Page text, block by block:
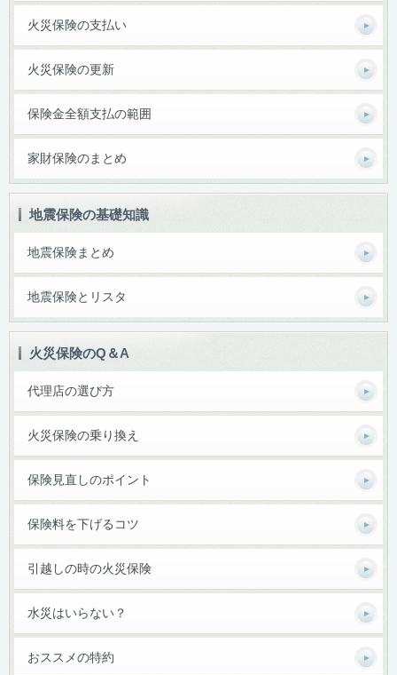
火災保険の支払い
火災保険の更新
保険金全額支払の範囲
家財保険のまとめ
地震保険の基礎知識
地震保険まとめ
地震保険とリスタ
火災保険のQ＆A
代理店の選び方
火災保険の乗り換え
保険見直しのポイント
保険料を下げるコツ
引越しの時の火災保険
水災はいらない？
おススメの特約